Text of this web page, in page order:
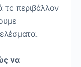
το περιβάλλον
να